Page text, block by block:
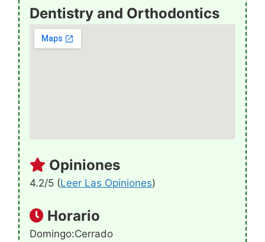
Dentistry and Orthodontics
Opiniones
4.2/5 (Leer Las Opiniones)
Horario
Domingo:Cerrado